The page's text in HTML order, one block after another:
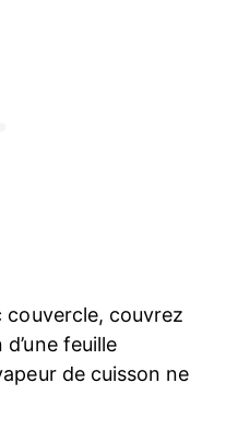
couvercle, couvrez
feuille
de cuisson ne